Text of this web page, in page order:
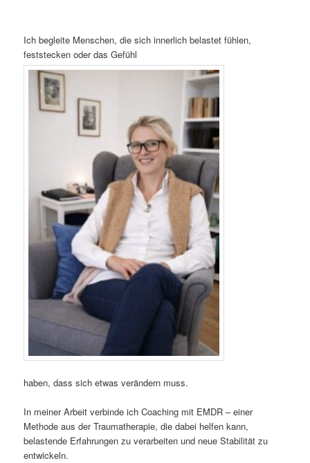
Ich begleite Menschen, die sich innerlich belastet fühlen,
feststecken oder das Gefühl
haben, dass sich etwas verändern muss.
In meiner Arbeit verbinde ich Coaching mit EMDR – einer
Methode aus der Traumatherapie, die dabei helfen kann,
belastende Erfahrungen zu verarbeiten und neue Stabilität zu
entwickeln.